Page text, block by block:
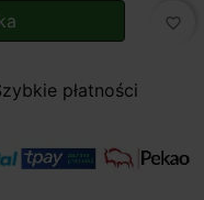
favorite_border
płatności